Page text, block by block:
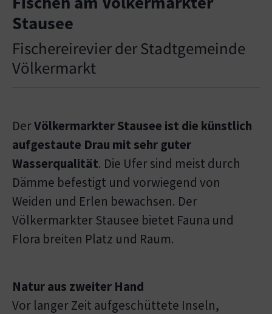
Stausee
Fischereirevier der Stadtgemeinde
Völkermarkt
DerVölkermarkter Stausee ist die künstlich
aufgestaute Drau mit sehr guter
Wasserqualität. Die Ufer sind meist durch
Dämme befestigt und vorwiegend von
Weiden und Erlen bewachsen. Der
Völkermarkter Stausee bietet Fauna und
Flora breiten Platz und Raum.
Natur aus zweiter Hand
Vor langer Zeit aufgeschüttete Inseln,